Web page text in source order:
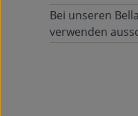
Bei unseren
verwenden